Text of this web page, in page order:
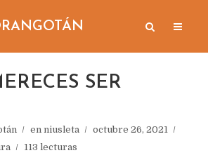
SER
en niusleta
octubre 26, 2021
113 lecturas